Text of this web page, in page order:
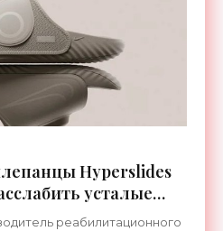
Hyperslides
усталые
- «Гаджеты»
реабилитационного